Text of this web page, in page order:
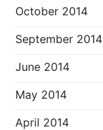
October 2014
September 2014
June 2014
May 2014
April 2014